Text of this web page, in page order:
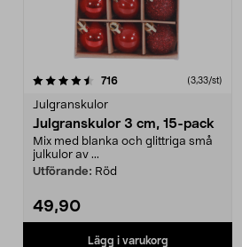
716recensioner (3,33/st)
Julgranskulor
Julgranskulor 3 cm, 15-pack
Mix med blanka och glittriga små
julkulor av ...
Utförande: Röd
49,90
Lägg i varukorg
4.5 av 5 stjärnor